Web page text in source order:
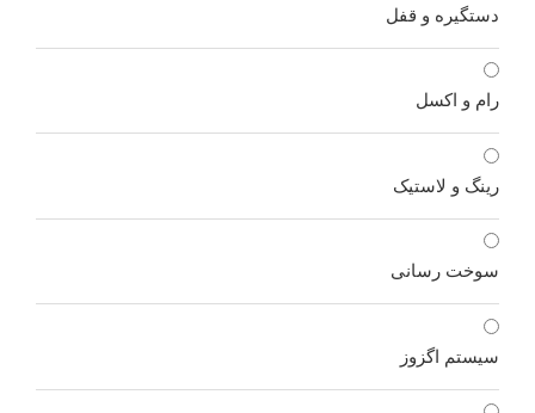
دستگیره و قفل
رام و اکسل
رینگ و لاستیک
سوخت رسانی
سیستم اگزوز